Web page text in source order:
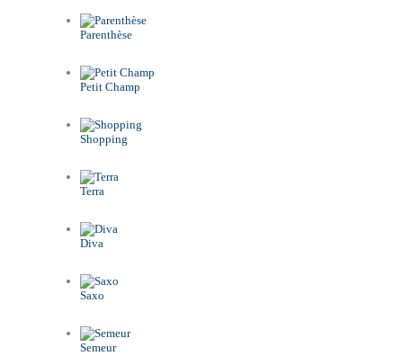
Parenthèse
Petit Champ
Shopping
Terra
Diva
Saxo
Semeur